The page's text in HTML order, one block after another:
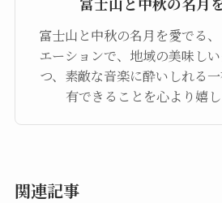
富士山と中秋の名月を愛でる
エーションで、地域の美味し
つ、素敵な音楽に酔いしれる
有できることを心より嬉し
関連記事